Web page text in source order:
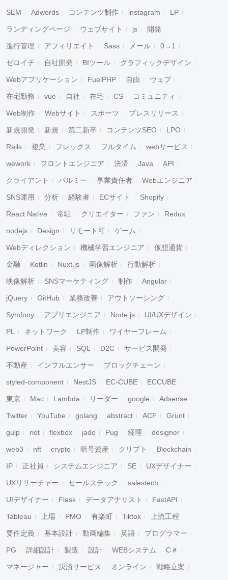
SEM Adwords コンテンツ制作 instagram LP
ランディングページ ウェブサイト js 開発
進行管理 アフィリエイト Sass メール 0→1
ゼロイチ 自社開発 BIツール グラフィックデザイン
Webアプリケーション FuelPHP 自由 ウェブ
在宅勤務 vue 自社 在宅 CS コミュニティ
Web制作 Webサイト スポーツ プレスリリース
新規開発 新規 第二新卒 コンテンツSEO LPO
Rails 複業 フレックス フルタイム webサービス
wework フロントエンジニア 決済 Java API
クライアント パルミー 事業責任者 Webエンジニア
SNS運用 分析 経験者 ECサイト Shopify
React Native 常駐 クリエイター ファン Redux
nodejs Design リモート可 ゲーム
Webディレクション 機械学習エンジニア 仮想通貨
金融 Kotlin Nuxt.js 画像解析 行動解析
映像解析 SNSマーケティング 制作 Angular
jQuery GitHub 業務改善 アウトソーシング
Symfony アプリエンジニア Node.js UI/UXデザイン
PL ネットワーク LP制作 ワイヤーフレーム
PowerPoint 美容 SQL D2C サービス開発
不動産 インフルエンサー ブロックチェーン
styled-component NestJS EC-CUBE ECCUBE
東京 Mac Lambda リーダー google Adsense
Twitter YouTube golang abstract ACF Grunt
gulp riot flexbox jade Pug 経理 designer
web3 nft crypto 暗号資産 クリプト Blockchain
IP 正社員 システムエンジニア SE UXデザイナー
UXリサーチャー セールステック salestech
UIデザイナー Flask データアナリスト FastAPI
Tableau 上場 PMO 有楽町 Tiktok 上流工程
要件定義 基本設計 動画編集 英語 プログラマー
PG 詳細設計 製造 設計 WEBシステム C＃
マネージャー 決済サービス オンライン 戦略立案